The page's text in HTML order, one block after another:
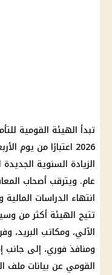
تبدأ الهيئة القومية
الزيادة السنوية
عام. ويترقب أصحاب
انتهاء الدراسات المالية
تتيح الهيئة أكثر من
الآلي، ومكاتب البريد،
ومنافذ فوري، إلى جانب
القومي عن بيانات ملف